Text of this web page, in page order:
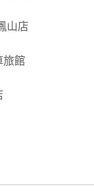
山店
旅館